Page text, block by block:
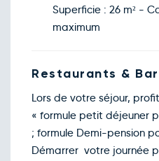
Superficie : 26 m² -
maximum
Restaurants &
Lors de votre séjour,
« formule petit déjeuner
; formule Demi-pension
Démarrer votre journée